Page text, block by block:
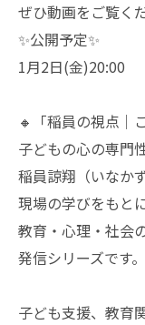
ぜひ動画をご覧く
✨公開予定✨
1月2日(金)20:00
🔸「稲員の視点｜
子どもの心の専門
稲員諒翔（いなか
現場の学びをもと
教育・心理・社会
発信シリーズです。
子ども支援、教育